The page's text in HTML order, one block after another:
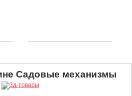
Садовые механизмы